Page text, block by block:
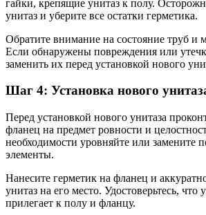
гайки, крепящие унитаз к полу.
унитаз и уберите все остатки герметика.
Обратите внимание на состояние труб и
Если обнаружены повреждения или
заменить их перед установкой нового
Шаг 4: Установка нового
Перед установкой нового унитаза
фланец на предмет ровности и
необходимости уровняйте или замените
элементы.
Нанесите герметик на фланец и
унитаз на его место. Удостоверьтесь, что
прилегает к полу и фланцу.